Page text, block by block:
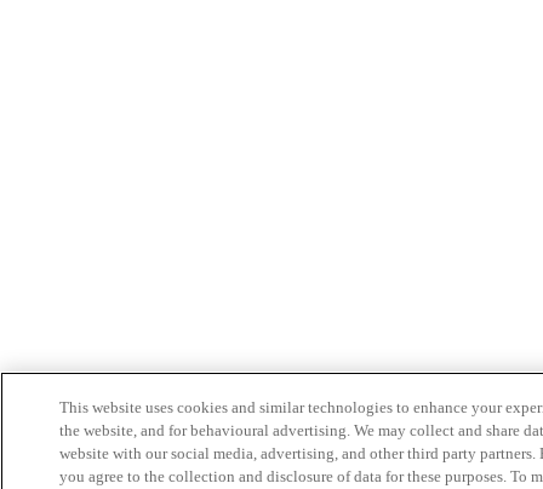
This website uses cookies and similar technologies to enhance your
the website, and for behavioural advertising. We may collect and share
website with our social media, advertising, and other third party
you agree to the collection and disclosure of data for these purposes. To